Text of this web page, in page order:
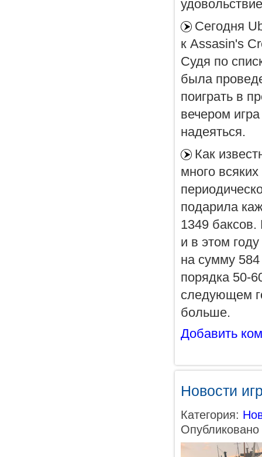
Сегодня
к Assasin's
Судя по
была
поиграть в
вечером
надеяться.
Как
много
подарила
1349
и в этом
на сумму 584
порядка 50-
следующем
больше.
Добавить
Новости
Категория: